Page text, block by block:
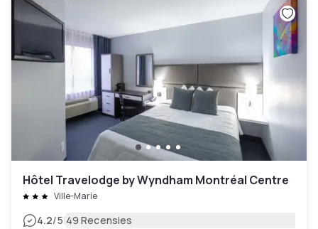
Hôtel Travelodge by Wyndham Montréal Centre
Ville-Marie
4.2/5|49 Recensies